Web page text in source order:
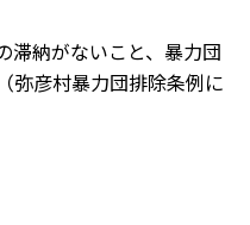
滞納がないこと、暴力団
弥彦村暴力団排除条例に